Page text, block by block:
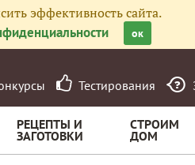
эффективность сайта.
ок
Тестирования
РЕЦЕПТЫ И
ЗАГОТОВКИ
СТРОИМ
ДОМ